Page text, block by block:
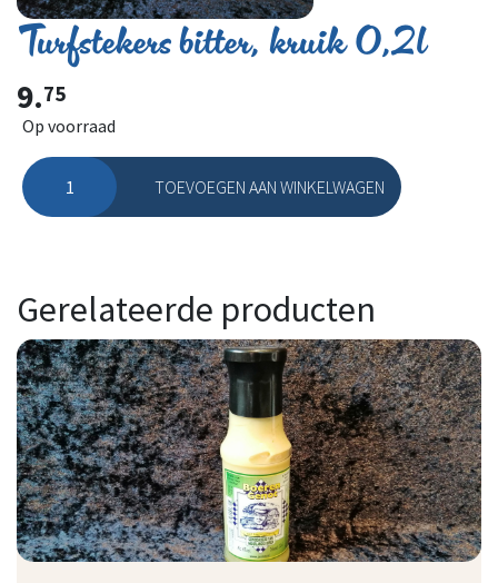
Turfstekers bitter, kruik 0,2l
9.75
Op voorraad
Turfstekers bitter, kruik 0,2l aantal
TOEVOEGEN AAN WINKELWAGEN
Gerelateerde producten